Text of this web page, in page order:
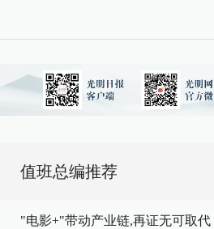
值班总编推荐
"电影+"带动产业链,再证无可取代